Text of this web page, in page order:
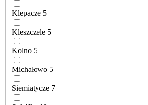
Klepacze 5
Kleszczele 5
Kolno 5
Michałowo 5
Siemiatycze 7